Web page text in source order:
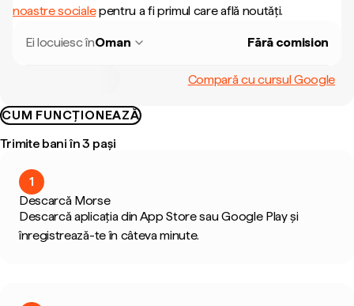
noastre socialepentru a fi primul care află noutăți.
Ei locuiesc înOman Fără comision
Compară cu cursul Google
CUM FUNCȚIONEAZĂ
Trimite bani în 3 pași
1
Descarcă Morse
Descarcă aplicația din App Store sau Google Play și
înregistrează-te în câteva minute.